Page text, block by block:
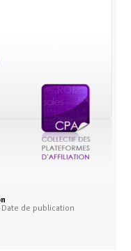
Date de publication